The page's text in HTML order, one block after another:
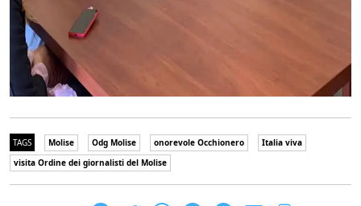
TAGS Molise Odg Molise onorevole Occhionero
Italia viva
visita Ordine dei giornalisti del Molise